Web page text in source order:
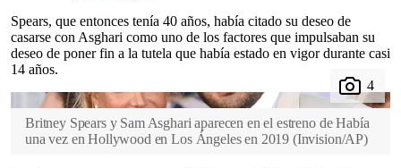
Spears, que entonces tenía 40 años, había citado su deseo de
casarse con Asghari como uno de los factores que impulsaban su
deseo de poner fin a la tutela que había estado en vigor durante casi
14 años.
Britney Spears y Sam Asghari aparecen en el estreno de Había
una vez en Hollywood en Los Ángeles en 2019 (Invision/AP)